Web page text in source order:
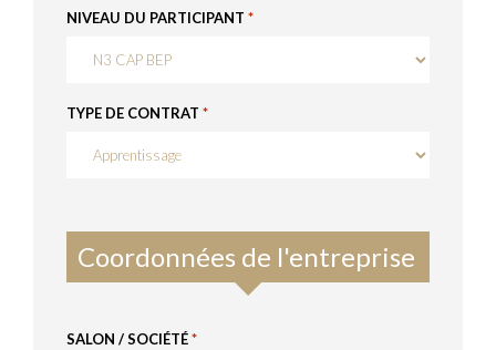
NIVEAU DU PARTICIPANT *
TYPE DE CONTRAT *
Coordonnées de l'entreprise
SALON / SOCIÉTÉ *